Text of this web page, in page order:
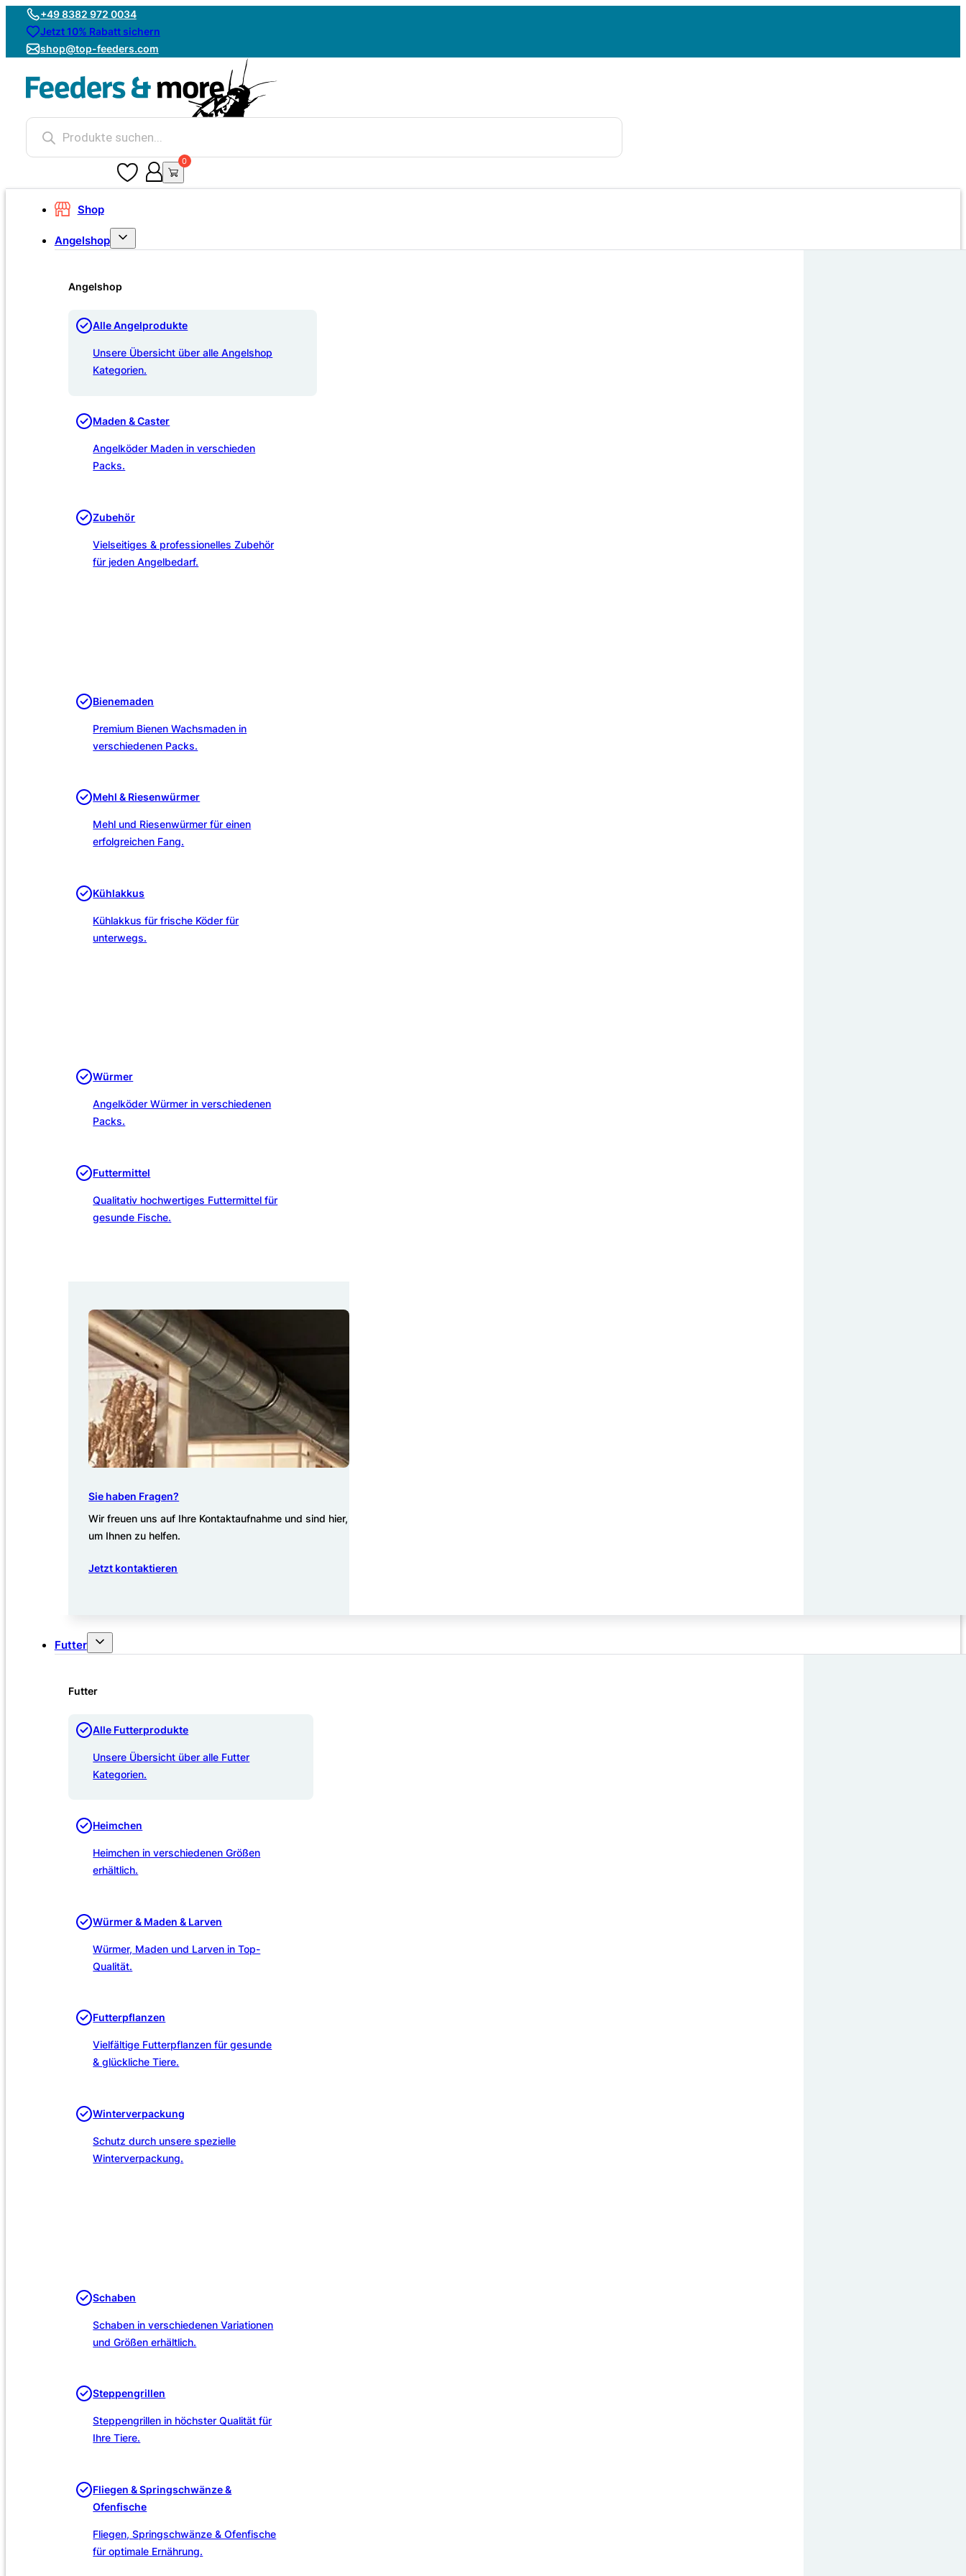
+49 8382 972 0034
Jetzt 10% Rabatt sichern
shop@top-feeders.com
Products
search
0 0
Shop
Angelshop
Angelshop
Alle Angelprodukte
Unsere Übersicht über alle Angelshop
Kategorien.
Maden & Caster
Angelköder Maden in verschieden
Packs.
Zubehör
Vielseitiges & professionelles Zubehör
für jeden Angelbedarf.
Bienemaden
Premium Bienen Wachsmaden in
verschiedenen Packs.
Mehl & Riesenwürmer
Mehl und Riesenwürmer für einen
erfolgreichen Fang.
Kühlakkus
Kühlakkus für frische Köder für
unterwegs.
Würmer
Angelköder Würmer in verschiedenen
Packs.
Futtermittel
Qualitativ hochwertiges Futtermittel für
gesunde Fische.
Sie haben Fragen?
Wir freuen uns auf Ihre Kontaktaufnahme und sind hier,
um Ihnen zu helfen.
Jetzt kontaktieren
Futter
Futter
Alle Futterprodukte
Unsere Übersicht über alle Futter
Kategorien.
Heimchen
Heimchen in verschiedenen Größen
erhältlich.
Würmer & Maden & Larven
Würmer, Maden und Larven in Top-
Qualität.
Futterpflanzen
Vielfältige Futterpflanzen für gesunde
& glückliche Tiere.
Winterverpackung
Schutz durch unsere spezielle
Winterverpackung.
Schaben
Schaben in verschiedenen Variationen
und Größen erhältlich.
Steppengrillen
Steppengrillen in höchster Qualität für
Ihre Tiere.
Fliegen & Springschwänze &
Ofenfische
Fliegen, Springschwänze & Ofenfische
für optimale Ernährung.